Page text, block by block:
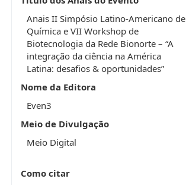
Anais II Simpósio Latino-Americano de
Química e VII Workshop de
Biotecnologia da Rede Bionorte – “A
integração da ciência na América
Latina: desafios & oportunidades”
Nome da Editora
Even3
Meio de Divulgação
Meio Digital
Como citar